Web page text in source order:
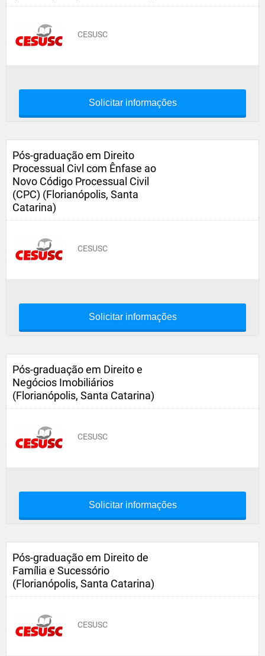
CESUSC
Solicitar informações
Pós-graduação em Direito
Processual Civl com Ênfase ao
Novo Código Processual Civil
(CPC) (Florianópolis, Santa
Catarina)
CESUSC
Solicitar informações
Pós-graduação em Direito e
Negócios Imobiliários
(Florianópolis, Santa Catarina)
CESUSC
Solicitar informações
Pós-graduação em Direito de
Família e Sucessório
(Florianópolis, Santa Catarina)
CESUSC